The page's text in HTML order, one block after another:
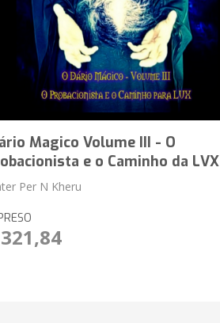
Magico Volume III - O
e o Caminho da LVX
Per N Kheru